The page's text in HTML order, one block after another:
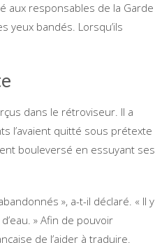
aux responsables de la Garde
yeux bandés. Lorsqu’ils
dans le rétroviseur. Il a
l’avaient quitté sous prétexte
bouleversé en essuyant ses
», a-t-il déclaré. « Il y
» Afin de pouvoir
de l’aider à traduire.